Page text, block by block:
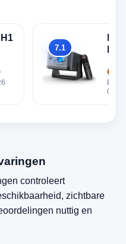
Totaal
7.1
Prijs
€
Bijg.
controleert
zichtbare
nuttig en